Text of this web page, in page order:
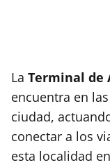
La Terminal de
encuentra en
ciudad,
conectar a los
esta localidad